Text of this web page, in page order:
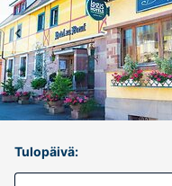
Tulopäivä: